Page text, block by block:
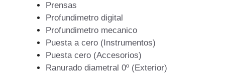
Prensas
Profundimetro digital
Profundimetro mecanico
Puesta a cero (Instrumentos)
Puesta cero (Accesorios)
Ranurado diametral 0º (Exterior)